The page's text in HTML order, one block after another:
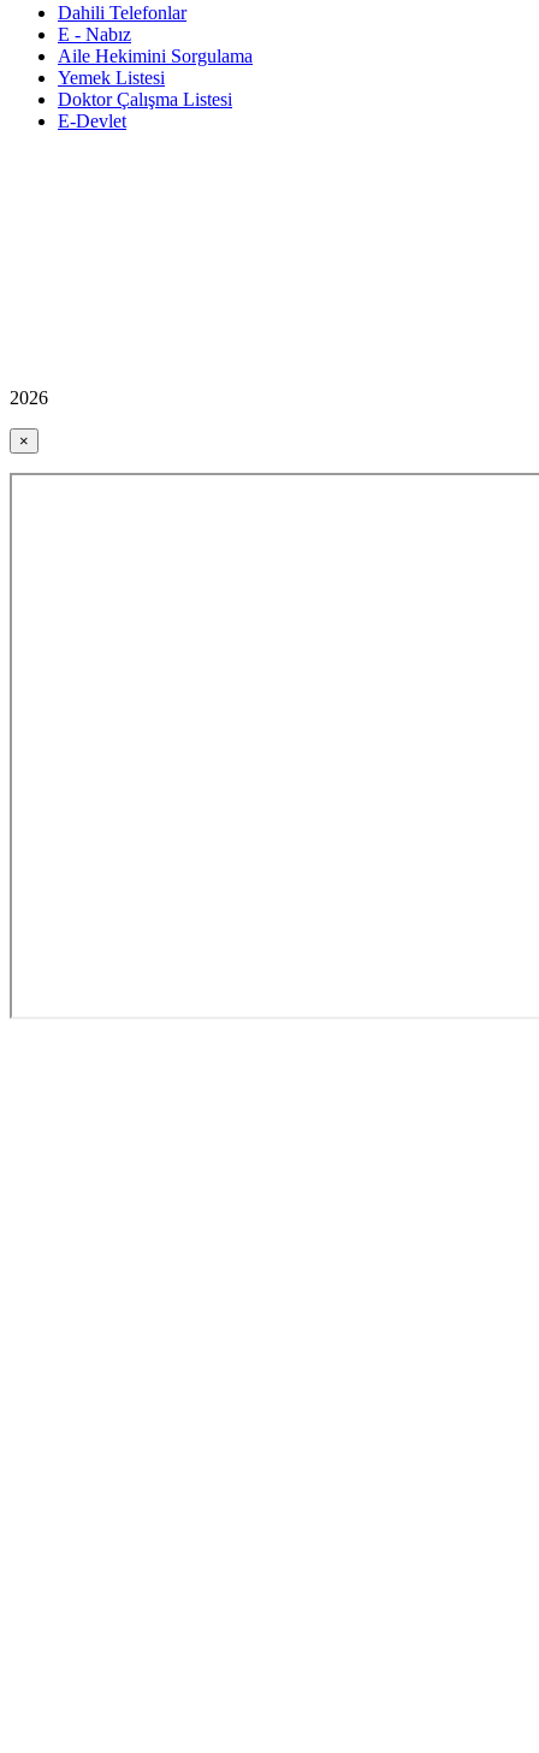
Dahili Telefonlar
E - Nabız
Aile Hekimini Sorgulama
Yemek Listesi
Doktor Çalışma Listesi
E-Devlet
2026
×